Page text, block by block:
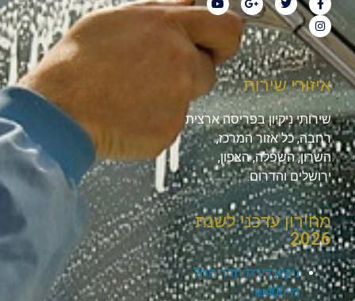
איזורי שירות
שירותי ניקיון בפריסה ארצית
רחבה, כל אזור המרכז,
השרון, השפלה, הצפון,
ירושלים והדרום.
מחירון עדכני לשנת
2026
ניקיון דירת חדר החל
מ-₪400